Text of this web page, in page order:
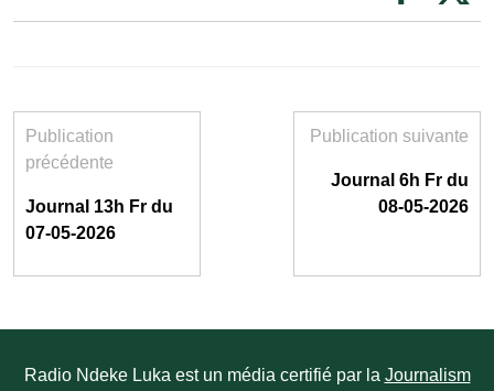
Publication
précédente
Journal 13h Fr du
07-05-2026
Publication suivante
Journal 6h Fr du
08-05-2026
Radio Ndeke Luka est un média certifié par la Journalism